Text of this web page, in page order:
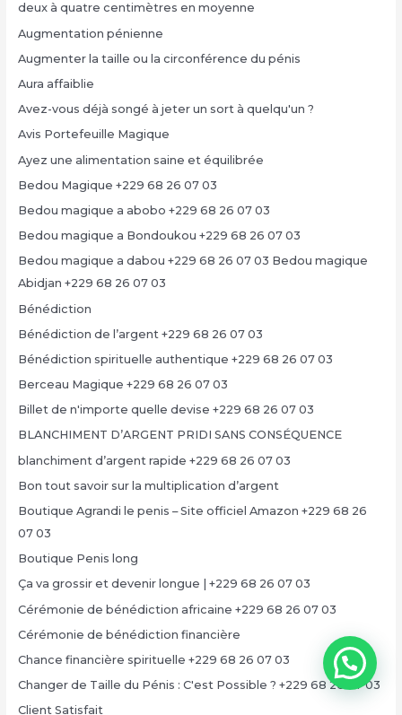
deux à quatre centimètres en moyenne
Augmentation pénienne
Augmenter la taille ou la circonférence du pénis
Aura affaiblie
Avez-vous déjà songé à jeter un sort à quelqu'un ?
Avis Portefeuille Magique
Ayez une alimentation saine et équilibrée
Bedou Magique +229 68 26 07 03
Bedou magique a abobo +229 68 26 07 03
Bedou magique a Bondoukou +229 68 26 07 03
Bedou magique a dabou +229 68 26 07 03 Bedou magique
Abidjan +229 68 26 07 03
Bénédiction
Bénédiction de l’argent +229 68 26 07 03
Bénédiction spirituelle authentique +229 68 26 07 03
Berceau Magique +229 68 26 07 03
Billet de n'importe quelle devise +229 68 26 07 03
BLANCHIMENT D’ARGENT PRIDI SANS CONSÉQUENCE
blanchiment d’argent rapide +229 68 26 07 03
Bon tout savoir sur la multiplication d’argent
Boutique Agrandi le penis – Site officiel Amazon +229 68 26
07 03
Boutique Penis long
Ça va grossir et devenir longue | +229 68 26 07 03
Cérémonie de bénédiction africaine +229 68 26 07 03
Cérémonie de bénédiction financière
Chance financière spirituelle +229 68 26 07 03
Changer de Taille du Pénis : C'est Possible ? +229 68 26 07 03
Client Satisfait